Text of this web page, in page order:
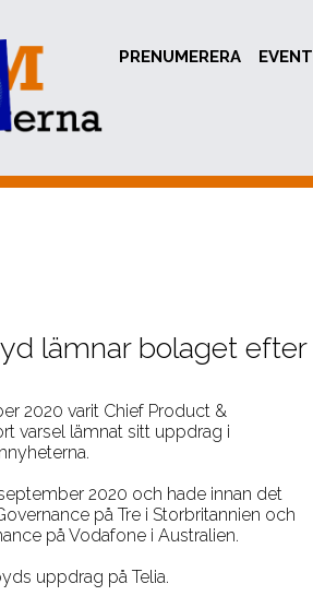
PRENUMERERA EVENT
lämnar bolaget efter
2020 varit Chief Product &
varsel lämnat sitt uppdrag i
2020 och hade innan det
på Tre i Storbritannien och
på Vodafone i Australien.
uppdrag på Telia.